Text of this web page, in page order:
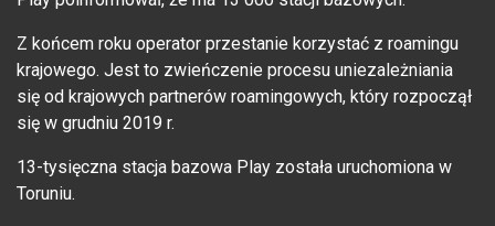
Z końcem roku operator przestanie korzystać z roamingu
krajowego. Jest to zwieńczenie procesu uniezależniania
się od krajowych partnerów roamingowych, który rozpoczął
się w grudniu 2019 r.
13-tysięczna stacja bazowa Play została uruchomiona w
Toruniu.